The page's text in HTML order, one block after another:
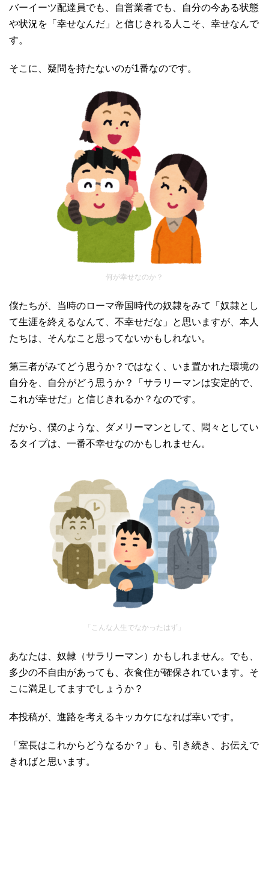
バーイーツ配達員でも、自営業者でも、自分の今ある状態
や状況を「幸せなんだ」と信じきれる人こそ、幸せなんで
す。
そこに、疑問を持たないのが1番なのです。
何が幸せなのか？
僕たちが、当時のローマ帝国時代の奴隷をみて「奴隷とし
て生涯を終えるなんて、不幸せだな」と思いますが、本人
たちは、そんなこと思ってないかもしれない。
第三者がみてどう思うか？ではなく、いま置かれた環境の
自分を、自分がどう思うか？「サラリーマンは安定的で、
これが幸せだ」と信じきれるか？なのです。
だから、僕のような、ダメリーマンとして、悶々としてい
るタイプは、一番不幸せなのかもしれません。
「こんな人生でなかったはず」
あなたは、奴隷（サラリーマン）かもしれません。でも、
多少の不自由があっても、衣食住が確保されています。そ
こに満足してますでしょうか？
本投稿が、進路を考えるキッカケになれば幸いです。
「室長はこれからどうなるか？」も、引き続き、お伝えで
きればと思います。